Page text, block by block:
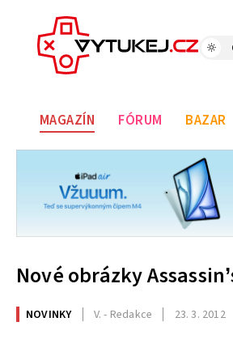
MAGAZÍN FÓRUM BAZAR
Nové obrázky
NOVINKY V. - Redakce 23. 3. 2012